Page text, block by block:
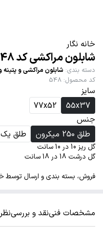
خانه نگار
شابلون مراکشی کد 548
دسته بندی: شابلون مراکشی و
کد محصول:
548
سایز
55x37
77x52
جنس
طلق 250 میکرون
طلق
گل ریز 10 در 10 سانت
گل درشت 18 در 18 سانت
فروش، بسته بندی و ارسال توسط
مشخصات فنینقد و بررسی